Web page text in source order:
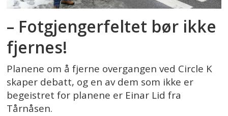
– Fotgjengerfeltet bør ikke
fjernes!
Planene om å fjerne overgangen ved Circle K
skaper debatt, og en av dem som ikke er
begeistret for planene er Einar Lid fra
Tårnåsen.